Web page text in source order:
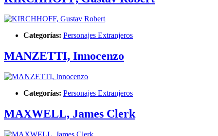
Categorías: Personajes Extranjeros
MANZETTI, Innocenzo
Categorías: Personajes Extranjeros
MAXWELL, James Clerk